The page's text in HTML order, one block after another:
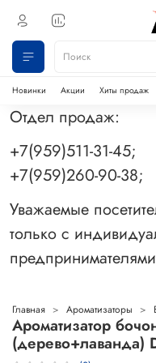
Новинки Акции Хиты продаж
Отдел продаж:
+7(959)511-31-
+7(959)260-90-
Уважаемые
только с
Главная Ароматизаторы
Ароматизатор
(дерево+лаванда)